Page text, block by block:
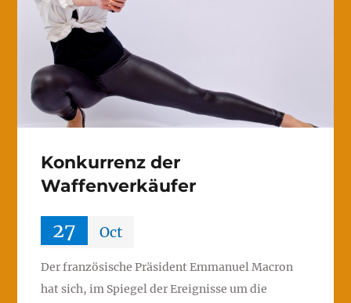
Konkurrenz der
Waffenverkäufer
27 Oct
Der französische Präsident Emmanuel Macron
hat sich, im Spiegel der Ereignisse um die